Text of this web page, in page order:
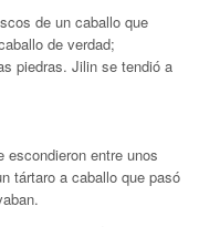
de un caballo que
de verdad;
piedras. Jilin se tendió a
entre unos
tártaro a caballo que pasó